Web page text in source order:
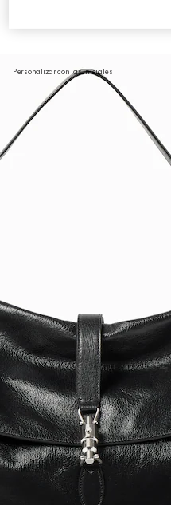
Personalizar con las iniciales